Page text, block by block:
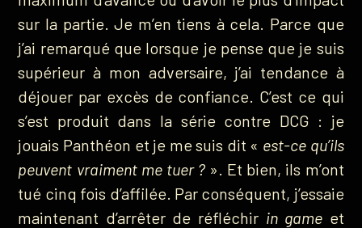
sur la partie. Je m’en tiens à cela. Parce que
j’ai remarqué que lorsque je pense que je suis
supérieur à mon adversaire, j’ai tendance à
déjouer par excès de confiance. C’est ce qui
s’est produit dans la série contre DCG : je
jouais Panthéon et je me suis dit « est-ce qu’ils
peuvent vraiment me tuer ?». Et bien, ils m’ont
tué cinq fois d’affilée. Par conséquent, j’essaie
maintenant d’arrêter de réfléchir in game et